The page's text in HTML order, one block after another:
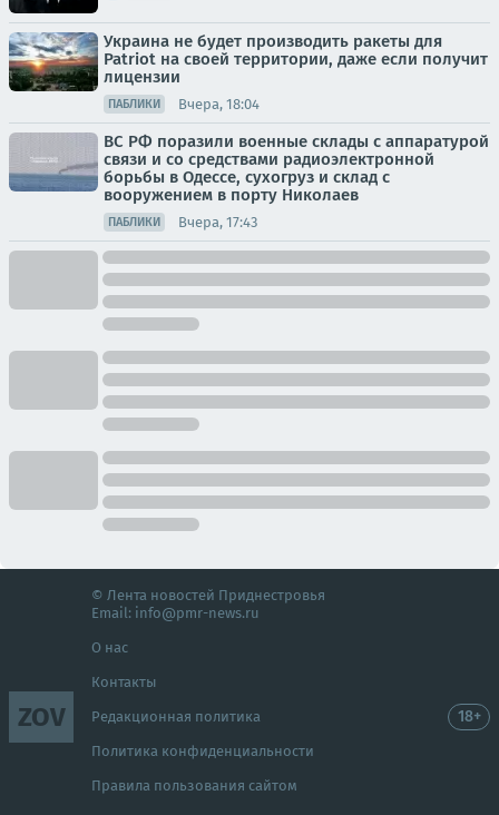
Украина не будет производить ракеты для
Patriot на своей территории, даже если получит
лицензии
ПАБЛИКИ Вчера, 18:04
ВС РФ поразили военные склады с аппаратурой
связи и со средствами радиоэлектронной
борьбы в Одессе, сухогруз и склад с
вооружением в порту Николаев
ПАБЛИКИ Вчера, 17:43
ZOV
© Лента новостей Приднестровья
Email: info@pmr-news.ru
О нас
Контакты
Редакционная политика
Политика конфиденциальности
Правила пользования сайтом
18+